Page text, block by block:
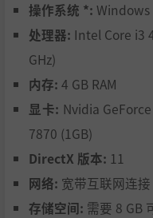
漂移对Hotshot Racing
速度，所以尽可能长时
度是至关重要的。
驾驶或爆炸
这个模式里，每辆车上
炸，嘣！触发速度越来
速度。
警察和强盗
操作系统 *:
处理器: Intel Core i3
GHz)
内存: 4 GB RAM
显卡: Nvidia
7870 (1GB)
DirectX 版本: 11
网络: 宽带互联网连接
存储空间: 需要 8 GB